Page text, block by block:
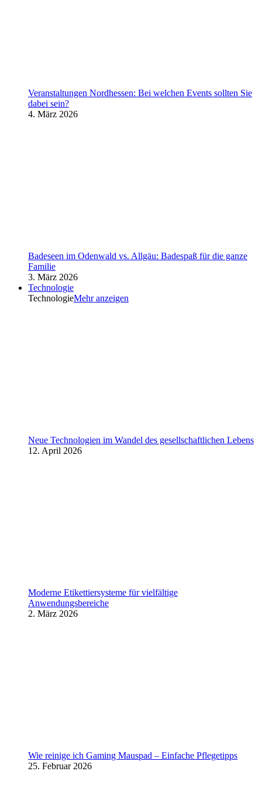
Veranstaltungen Nordhessen: Bei welchen Events sollten Sie
dabei sein?
4. März 2026
Badeseen im Odenwald vs. Allgäu: Badespaß für die ganze
Familie
3. März 2026
Technologie
TechnologieMehr anzeigen
Neue Technologien im Wandel des gesellschaftlichen Lebens
12. April 2026
Moderne Etikettiersysteme für vielfältige
Anwendungsbereiche
2. März 2026
Wie reinige ich Gaming Mauspad – Einfache Pflegetipps
25. Februar 2026